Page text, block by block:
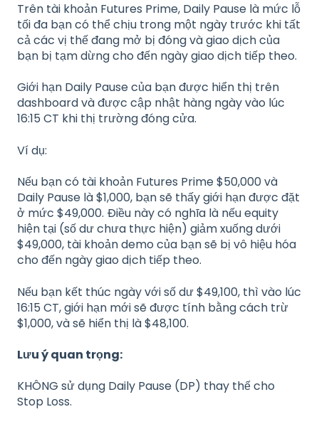
Trên tài khoản Futures Prime, Daily Pause là mức lỗ
tối đa bạn có thể chịu trong một ngày trước khi tất
cả các vị thế đang mở bị đóng và giao dịch của
bạn bị tạm dừng cho đến ngày giao dịch tiếp theo.
Giới hạn Daily Pause của bạn được hiển thị trên
dashboard và được cập nhật hàng ngày vào lúc
16:15 CT khi thị trường đóng cửa.
Ví dụ:
Nếu bạn có tài khoản Futures Prime $50,000 và
Daily Pause là $1,000, bạn sẽ thấy giới hạn được đặt
ở mức $49,000. Điều này có nghĩa là nếu equity
hiện tại (số dư chưa thực hiện) giảm xuống dưới
$49,000, tài khoản demo của bạn sẽ bị vô hiệu hóa
cho đến ngày giao dịch tiếp theo.
Nếu bạn kết thúc ngày với số dư $49,100, thì vào lúc
16:15 CT, giới hạn mới sẽ được tính bằng cách trừ
$1,000, và sẽ hiển thị là $48,100.
Lưu ý quan trọng:
KHÔNG sử dụng Daily Pause (DP) thay thế cho
Stop Loss.